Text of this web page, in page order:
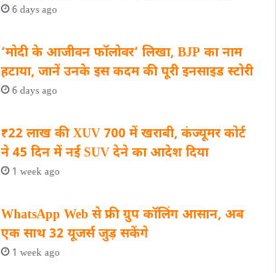
6 days ago
‘मोदी के आजीवन फॉलोवर’ लिखा, BJP का नाम
हटाया, जानें उनके इस कदम की पूरी इनसाइड स्‍टोरी
6 days ago
₹22 लाख की XUV 700 में खराबी, कंज्यूमर कोर्ट
ने 45 दिन में नई SUV देने का आदेश दिया
1 week ago
WhatsApp Web से फ्री ग्रुप कॉलिंग आसान, अब
एक साथ 32 यूजर्स जुड़ सकेंगे
1 week ago